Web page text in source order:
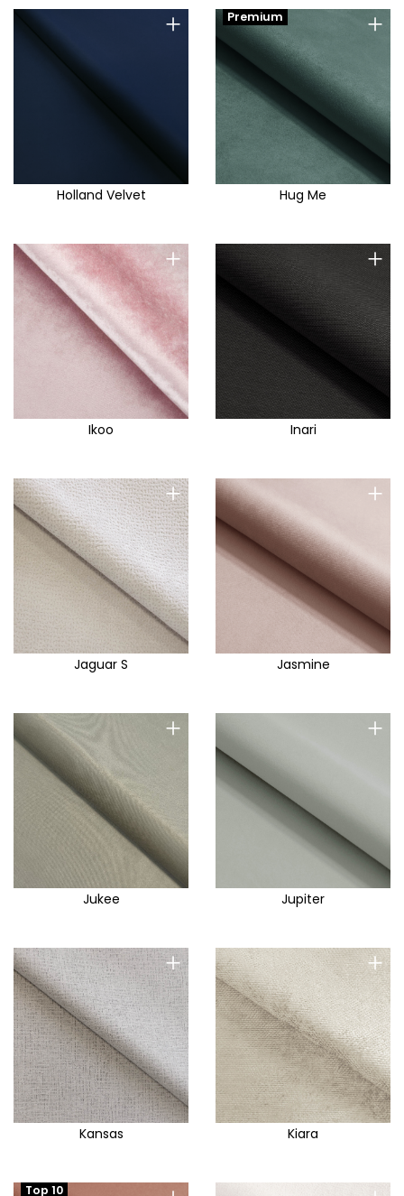
+
Holland Velvet
+
Premium
Hug Me
+
Ikoo
+
Inari
+
Jaguar S
+
Jasmine
+
Jukee
+
Jupiter
+
Kansas
+
Kiara
Top 10